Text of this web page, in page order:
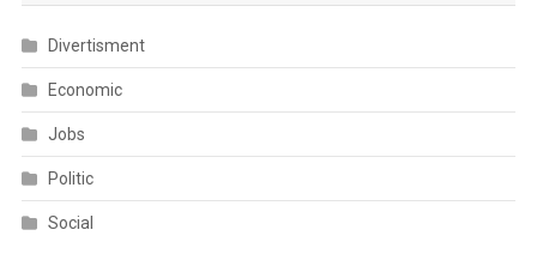
Divertisment
Economic
Jobs
Politic
Social